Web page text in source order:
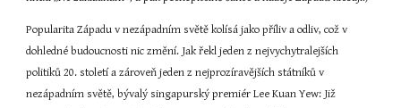
Popularita Západu v nezápadním světě kolísá jako příliv a odliv, což v
dohledné budoucnosti nic změní. Jak řekl jeden z nejvychytralejších
politiků 20. století a zároveň jeden z nejprozíravějších státníků v
nezápadním světě, bývalý singapurský premiér Lee Kuan Yew: Již